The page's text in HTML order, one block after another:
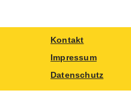
Kontakt
Impressum
Datenschutz